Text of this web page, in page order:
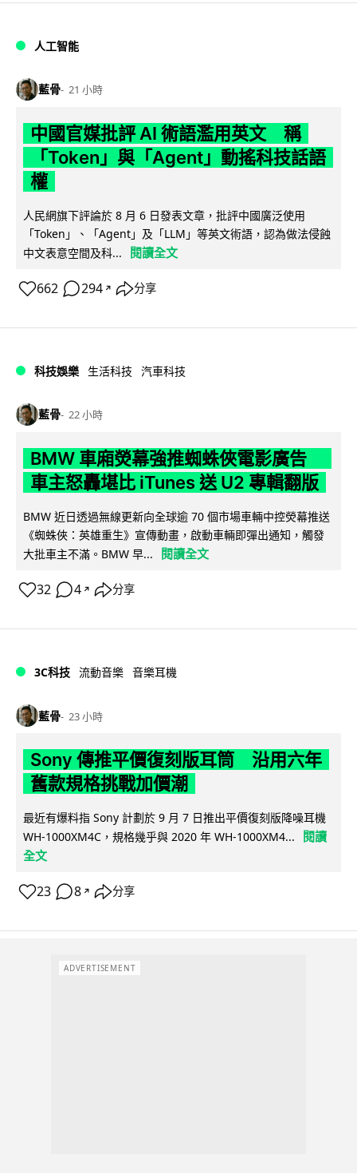
人工智能
藍骨 21 小時
中國官媒批評 AI 術語濫用英文 稱
「Token」與「Agent」動搖科技話語
權
人民網旗下評論於 8 月 6 日發表文章，批評中國廣泛使用
「Token」、「Agent」及「LLM」等英文術語，認為做法侵蝕
中文表意空間及科...
閱讀全文
662 294 ↗ 分享
科技娛樂 生活科技 汽車科技
藍骨 22 小時
BMW 車廂熒幕強推蜘蛛俠電影廣告
車主怒轟堪比 iTunes 送 U2 專輯翻版
BMW 近日透過無線更新向全球逾 70 個市場車輛中控熒幕推送
《蜘蛛俠：英雄重生》宣傳動畫，啟動車輛即彈出通知，觸發
大批車主不滿。BMW 早...
閱讀全文
32 4 ↗ 分享
3C科技 流動音樂 音樂耳機
藍骨 23 小時
Sony 傳推平價復刻版耳筒 沿用六年
舊款規格挑戰加價潮
最近有爆料指 Sony 計劃於 9 月 7 日推出平價復刻版降噪耳機
WH-1000XM4C，規格幾乎與 2020 年 WH-1000XM4...
閱讀
全文
23 8 ↗ 分享
ADVERTISEMENT